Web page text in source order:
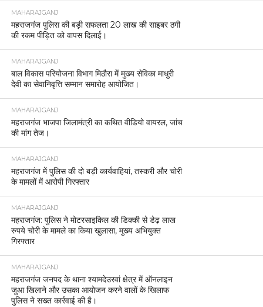
MAHARAJGANJ
महराजगंज पुलिस की बड़ी सफलता 20 लाख की साइबर ठगी
की रकम पीड़ित को वापस दिलाई।
MAHARAJGANJ
बाल विकास परियोजना विभाग मिठौरा में मुख्य सेविका माधुरी
देवी का सेवानिवृत्ति सम्मान समारोह आयोजित।
MAHARAJGANJ
महराजगंज भाजपा जिलामंत्री का कथित वीडियो वायरल, जांच
की मांग तेज।
MAHARAJGANJ
महराजगंज में पुलिस की दो बड़ी कार्यवाहियां, तस्करी और चोरी
के मामलों में आरोपी गिरफ्तार
MAHARAJGANJ
महराजगंज: पुलिस ने मोटरसाइकिल की डिक्की से डेढ़ लाख
रुपये चोरी के मामले का किया खुलासा, मुख्य अभियुक्त
गिरफ्तार
MAHARAJGANJ
महराजगंज जनपद के थाना श्यामदेउरवां क्षेत्र में ऑनलाइन
जुआ खिलाने और उसका आयोजन करने वालों के खिलाफ
पुलिस ने सख्त कार्रवाई की है।